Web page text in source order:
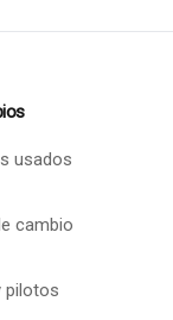
usados
cambio
pilotos